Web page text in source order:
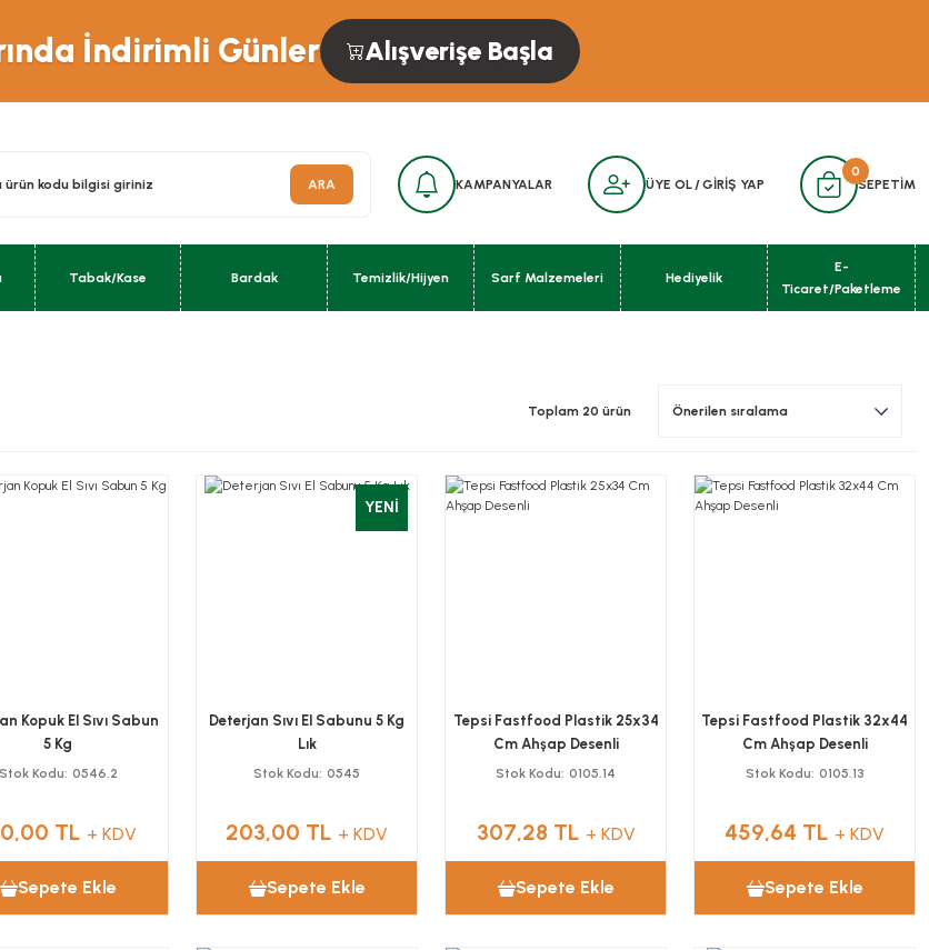
İndirimli Günler Alışverişe Başla
ARA KAMPANYALAR ÜYE OL /GİRİŞ YAP
0
SEPETİM
Tabak/Kase Bardak Temizlik/Hijyen Sarf Malzemeleri Hediyelik
E-
Ticaret/Paketleme
Toplam 20 ürün
Kopuk El Sıvı Sabun
5 Kg
Stok Kodu 0546.2
TL + KDV
Sepete Ekle
YENİ
Deterjan Sıvı El Sabunu 5 Kg
Lık
Stok Kodu 0545
203,00 TL + KDV
Sepete Ekle
Tepsi Fastfood Plastik 25x34
Cm Ahşap Desenli
Stok Kodu 0105.14
307,28 TL + KDV
Sepete Ekle
Tepsi Fastfood Plastik 32x44
Cm Ahşap Desenli
Stok Kodu 0105.13
459,64 TL + KDV
Sepete Ekle